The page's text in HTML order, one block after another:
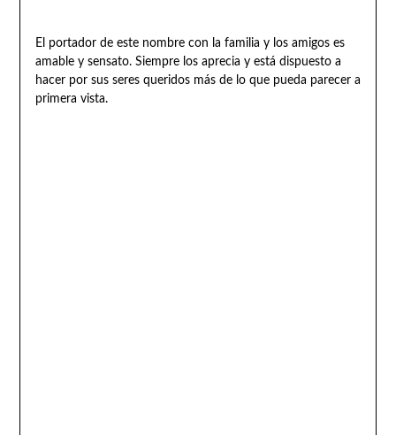
El portador de este nombre con la familia y los amigos es
amable y sensato. Siempre los aprecia y está dispuesto a
hacer por sus seres queridos más de lo que pueda parecer a
primera vista.